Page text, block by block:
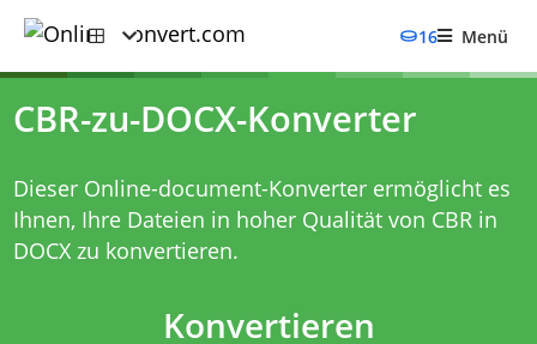
16 Menü
CBR-zu-DOCX-Konverter
Dieser Online-document-Konverter ermöglicht es
Ihnen, Ihre Dateien in hoher Qualität von CBR in
DOCX zu konvertieren.
Konvertieren